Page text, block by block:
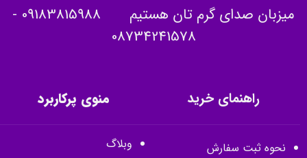
میزبان صدای گرم تان هستیم 09183815988
-
08734241578
راهنمای خرید
نحوه ثبت سفارش
منوی پرکاربرد
وبلاگ